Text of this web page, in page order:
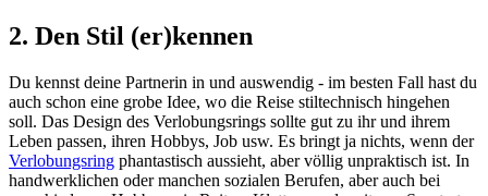
2. Den Stil (er)kennen
Du kennst deine Partnerin in und auswendig - im besten Fall hast du
auch schon eine grobe Idee, wo die Reise stiltechnisch hingehen
soll. Das Design des Verlobungsrings sollte gut zu ihr und ihrem
Leben passen, ihren Hobbys, Job usw. Es bringt ja nichts, wenn der
Verlobungsring phantastisch aussieht, aber völlig unpraktisch ist. In
handwerklichen oder manchen sozialen Berufen, aber auch bei